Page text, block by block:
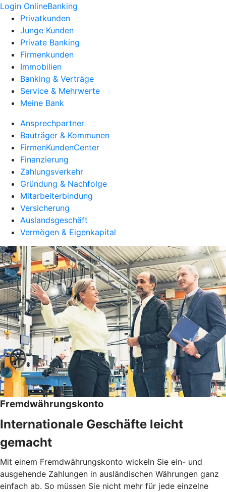
Login OnlineBanking
Privatkunden
Junge Kunden
Private Banking
Firmenkunden
Immobilien
Banking & Verträge
Service & Mehrwerte
Meine Bank
Ansprechpartner
Bauträger & Kommunen
FirmenKundenCenter
Finanzierung
Zahlungsverkehr
Gründung & Nachfolge
Mitarbeiterbindung
Versicherung
Auslandsgeschäft
Vermögen & Eigenkapital
Fremdwährungskonto
Internationale Geschäfte leicht
gemacht
Mit einem Fremdwährungskonto wickeln Sie ein- und
ausgehende Zahlungen in ausländischen Währungen ganz
einfach ab. So müssen Sie nicht mehr für jede einzelne